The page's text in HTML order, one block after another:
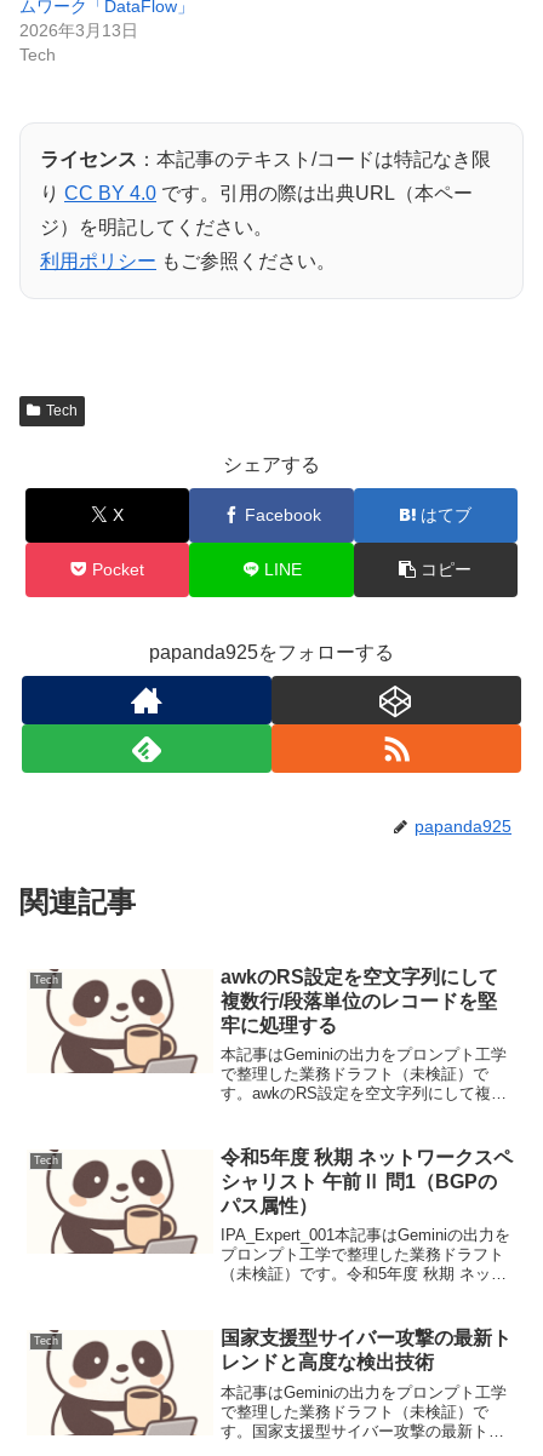
ムワーク「DataFlow」
2026年3月13日
Tech
ライセンス ：本記事のテキスト/コードは特記なき限
り CC BY 4.0 です。引用の際は出典URL（本ペー
ジ）を明記してください。
利用ポリシー もご参照ください。
Tech
シェアする
X Facebook はてブ
Pocket LINE コピー
papanda925をフォローする
papanda925
関連記事
Tech
awkのRS設定を空文字列にして
複数行/段落単位のレコードを堅
牢に処理する
本記事はGeminiの出力をプロンプト工学
で整理した業務ドラフト（未検証）で
す。awkのRS設定を空文字列にして複数
において、空行によって区切られた論理
的なデータブロ...
Tech
令和5年度 秋期 ネットワークスペ
シャリスト 午前Ⅱ 問1（BGPの
パス属性）
IPA_Expert_001本記事はGeminiの出力を
プロンプト工学で整理した業務ドラフト
（未検証）です。令和5年度 秋期 ネット
択アルゴリズムの優先順位を問...
Tech
国家支援型サイバー攻撃の最新ト
レンドと高度な検出技術
本記事はGeminiの出力をプロンプト工学
で整理した業務ドラフト（未検証）で
す。国家支援型サイバー攻撃の最新トレ